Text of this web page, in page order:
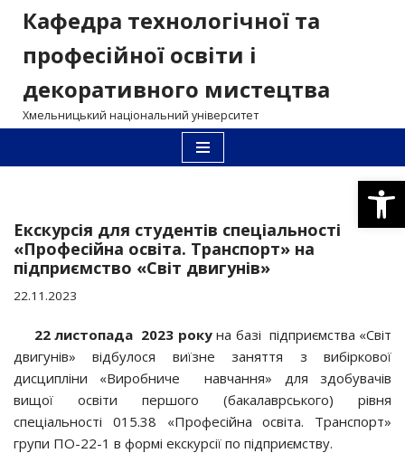
Перейти
вмісту
Кафедра технологічної та
професійної освіти і
декоративного мистецтва
Хмельницький національний університет
Екскурсія для студентів спеціальності
«Професійна освіта. Транспорт» на
підприємство «Світ двигунів»
22.11.2023
22 листопада 2023 рокуна базі підприємства «Світ
двигунів» відбулося виїзне заняття з вибіркової
дисципліни «Виробниче навчання» для здобувачів
вищої освіти першого (бакалаврського) рівня
спеціальності 015.38 «Професійна освіта. Транспорт»
групи ПО-22-1 в формі екскурсії по підприємству.